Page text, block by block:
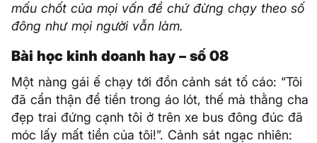
mấu chốt của mọi vấn đề chứ đừng chạy theo số
đông như mọi người vẫn làm.
Bài học kinh doanh hay – số 08
Một nàng gái ế chạy tới đồn cảnh sát tố cáo: “Tôi
đã cẩn thận để tiền trong áo lót, thế mà thằng cha
đẹp trai đứng cạnh tôi ở trên xe bus đông đúc đã
móc lấy mất tiền của tôi!”. Cảnh sát ngạc nhiên: